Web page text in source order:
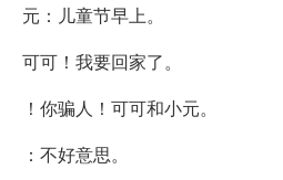
元：儿童节早上。
可可！我要回家了。
！你骗人！可可和小元。
：不好意思。